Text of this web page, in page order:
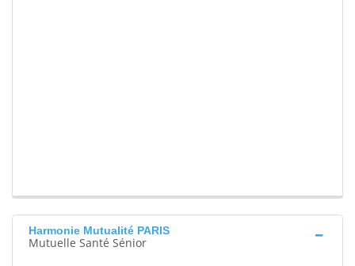
Harmonie Mutualité PARIS
Mutuelle Santé Sénior